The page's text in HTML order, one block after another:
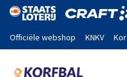
Naar de hoofdinhoud gaan
Officiële webshop KNKV